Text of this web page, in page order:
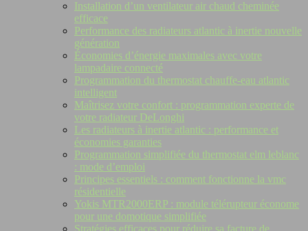
Installation d’un ventilateur air chaud cheminée
efficace
Performance des radiateurs atlantic à inertie nouvelle
génération
Économies d’énergie maximales avec votre
lampadaire connecté
Programmation du thermostat chauffe-eau atlantic
intelligent
Maîtrisez votre confort : programmation experte de
votre radiateur DeLonghi
Les radiateurs à inertie atlantic : performance et
économies garanties
Programmation simplifiée du thermostat elm leblanc
: mode d’emploi
Principes essentiels : comment fonctionne la vmc
résidentielle
Yokis MTR2000ERP : module télérupteur économe
pour une domotique simplifiée